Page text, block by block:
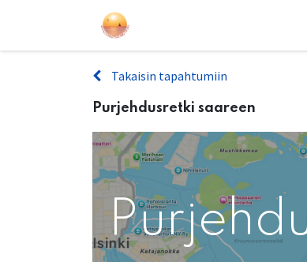
Takaisin tapahtumiin
Purjehdusretki saareen